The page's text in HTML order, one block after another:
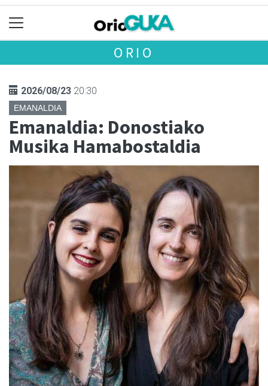
ORIO
2026/08/23 20:30
EMANALDIA
Emanaldia: Donostiako
Musika Hamabostaldia